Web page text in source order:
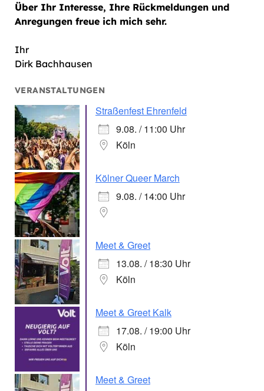
Über Ihr Interesse, Ihre Rückmeldungen und
Anregungen freue ich mich sehr.
Ihr
Dirk Bachhausen
VERANSTALTUNGEN
Straßenfest Ehrenfeld
9.08. / 11:00 Uhr
Köln
Kölner Queer March
9.08. / 14:00 Uhr
Meet & Greet
13.08. / 18:30 Uhr
Köln
Meet & Greet Kalk
17.08. / 19:00 Uhr
Köln
Meet & Greet